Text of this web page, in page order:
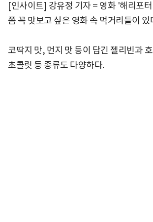
[인사이트] 강유정 기자 = 영화 '해리포
쯤 꼭 맛보고 싶은 영화 속 먹거리들이 있
코딱지 맛, 먼지 맛 등이 담긴 젤리빈과
초콜릿 등 종류도 다양하다.